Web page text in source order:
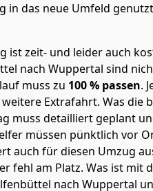
in das neue Umfeld
ist zeit- und leider auch
nach Wuppertal sind
muss zu 100 % passen.
Extrafahrt. Was die
muss detailliert geplant
müssen pünktlich vor
auch für diesen Umzug
fehl am Platz. Was ist mit
nach Wuppertal